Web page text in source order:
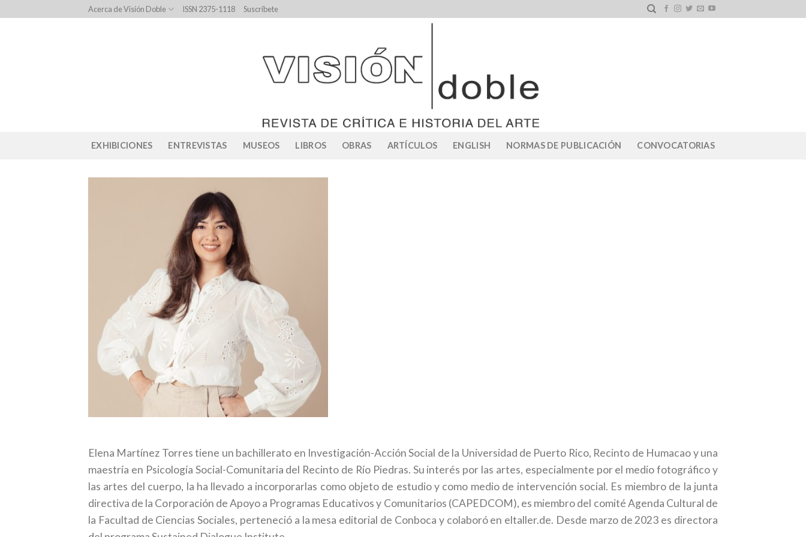
to
Acerca de Visión Doble ISSN 2375-1118 Suscríbete
EXHIBICIONES ENTREVISTAS MUSEOS LIBROS OBRAS ARTÍCULOS ENGLISH NORMAS DE PUBLICACIÓN CONVOCATORIAS
Elena Martínez Torres tiene un bachillerato en Investigación-Acción Social de la Universidad de Puerto Rico, Recinto de Humacao y una
maestría en Psicología Social-Comunitaria del Recinto de Río Piedras. Su interés por las artes, especialmente por el medio fotográfico y
las artes del cuerpo, la ha llevado a incorporarlas como objeto de estudio y como medio de intervención social. Es miembro de la junta
directiva de la Corporación de Apoyo a Programas Educativos y Comunitarios (CAPEDCOM), es miembro del comité Agenda Cultural de
la Facultad de Ciencias Sociales, perteneció a la mesa editorial de Conboca y colaboró en eltaller.de. Desde marzo de 2023 es directora